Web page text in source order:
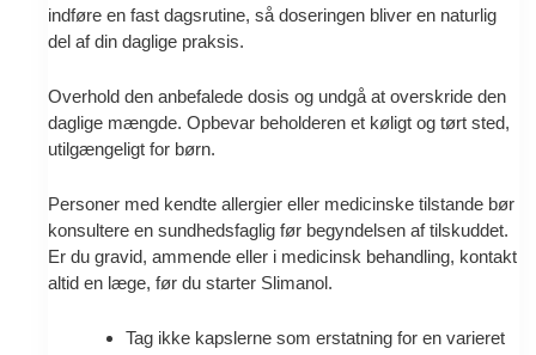
indføre en fast dagsrutine, så doseringen bliver en naturlig
del af din daglige praksis.
Overhold den anbefalede dosis og undgå at overskride den
daglige mængde. Opbevar beholderen et køligt og tørt sted,
utilgængeligt for børn.
Personer med kendte allergier eller medicinske tilstande bør
konsultere en sundhedsfaglig før begyndelsen af tilskuddet.
Er du gravid, ammende eller i medicinsk behandling, kontakt
altid en læge, før du starter Slimanol.
Tag ikke kapslerne som erstatning for en varieret